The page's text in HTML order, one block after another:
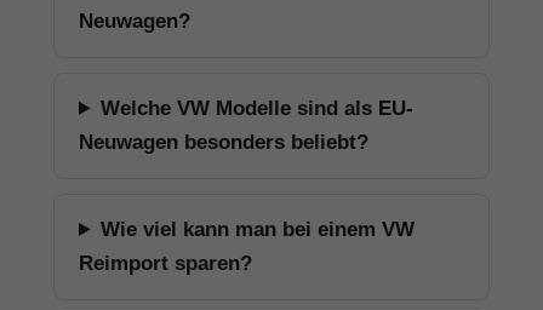
Neuwagen?
Welche VW Modelle sind als EU-
Neuwagen besonders beliebt?
Wie viel kann man bei einem VW
Reimport sparen?